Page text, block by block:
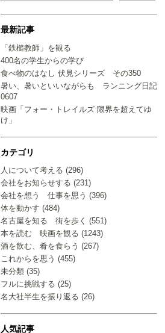
最新記事
「鉄槌教師」を観る
400名の学生からの学び
食べ物のはなし 伏見シリーズ その350
暑い、暑いといいながらも ランニング日記
0607
映画「フォー・トレイルズ 限界を超えてゆ
け」
カテゴリ
人について考える (296)
会社をお知らせする (231)
会社を想う 仕事を思う (396)
体を動かす (484)
名古屋を知る 街を歩く (551)
本を読む 映画を観る (1243)
酒を飲む、肴を食らう (267)
これからを思う (455)
未分類 (35)
フルに挑戦する (25)
名大社半生を振り返る (26)
人気記事